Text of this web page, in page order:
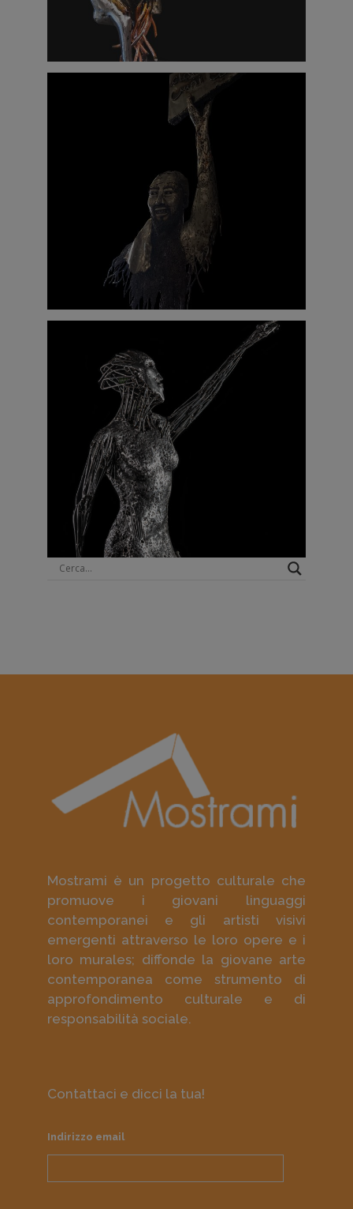
Mostrami è un progetto culturale che
promuove i giovani linguaggi
contemporanei e gli artisti visivi
emergenti attraverso le loro opere e i
loro murales; diffonde la giovane arte
contemporanea come strumento di
approfondimento culturale e di
responsabilità sociale.
Contattaci e dicci la tua!
Indirizzo email